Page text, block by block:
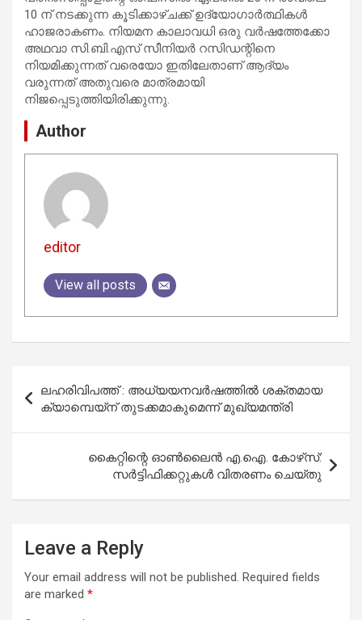
10 ന് നടക്കുന്ന കൂടിക്കാഴ്ചക്ക് ഉദ്യോഗാർത്ഥികൾ
ഹാജരാകണം. നിയമന കാലാവധി ഒരു വർഷത്തേക്കോ
അഥവാ സി.ബി.എസ് സീനിയർ റസിഡന്റിനെ
നിയമിക്കുന്നത് വരെയോ ഇതിലേതാണ് ആദ്യം
വരുന്നത് അതുവരെ മാത്രമായി
നിജപ്പെടുത്തിയിരിക്കുന്നു.
Author
editor
View all posts
navigation
ലഹരിവിപത്ത് : അധ്യയനവർഷത്തിൽ ശക്തമായ
ക്യാമ്പെയ്‌ന് തുടക്കമാകുമെന്ന് മുഖ്യമന്ത്രി
കൈറ്റിന്റെ ഓൺലൈൻ എ.ഐ. കോഴ്‌സ്:
സർട്ടിഫിക്കറ്റുകൾ വിതരണം ചെയ്തു
Leave a Reply
Your email address will not be published. Required fields
are marked *